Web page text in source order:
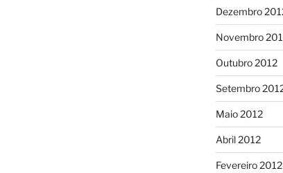
Dezembro
Novembro
Outubro 2012
Setembro
Maio 2012
Abril 2012
Fevereiro 2012